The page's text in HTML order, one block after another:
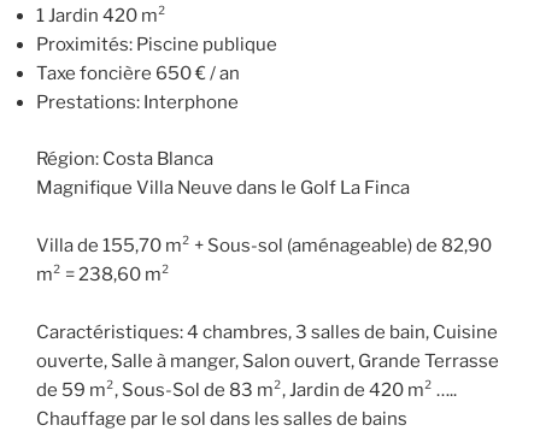
1 Jardin 420 m²
Proximités: Piscine publique
Taxe foncière 650 € / an
Prestations: Interphone
Région: Costa Blanca
Magnifique Villa Neuve dans le Golf La Finca
Villa de 155,70 m² + Sous-sol (aménageable) de 82,90
m² = 238,60 m²
Caractéristiques: 4 chambres, 3 salles de bain, Cuisine
ouverte, Salle à manger, Salon ouvert, Grande Terrasse
de 59 m², Sous-Sol de 83 m², Jardin de 420 m² …..
Chauffage par le sol dans les salles de bains